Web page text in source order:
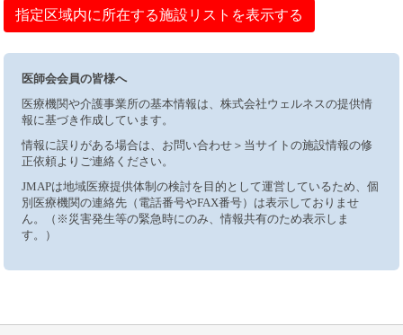
指定区域内に所在する施設リストを表示する
医師会会員の皆様へ
医療機関や介護事業所の基本情報は、株式会社ウェルネスの提供情
報に基づき作成しています。
情報に誤りがある場合は、お問い合わせ＞当サイトの施設情報の修
正依頼よりご連絡ください。
JMAPは地域医療提供体制の検討を目的として運営しているため、個
別医療機関の連絡先（電話番号やFAX番号）は表示しておりませ
ん。（※災害発生等の緊急時にのみ、情報共有のため表示しま
す。）